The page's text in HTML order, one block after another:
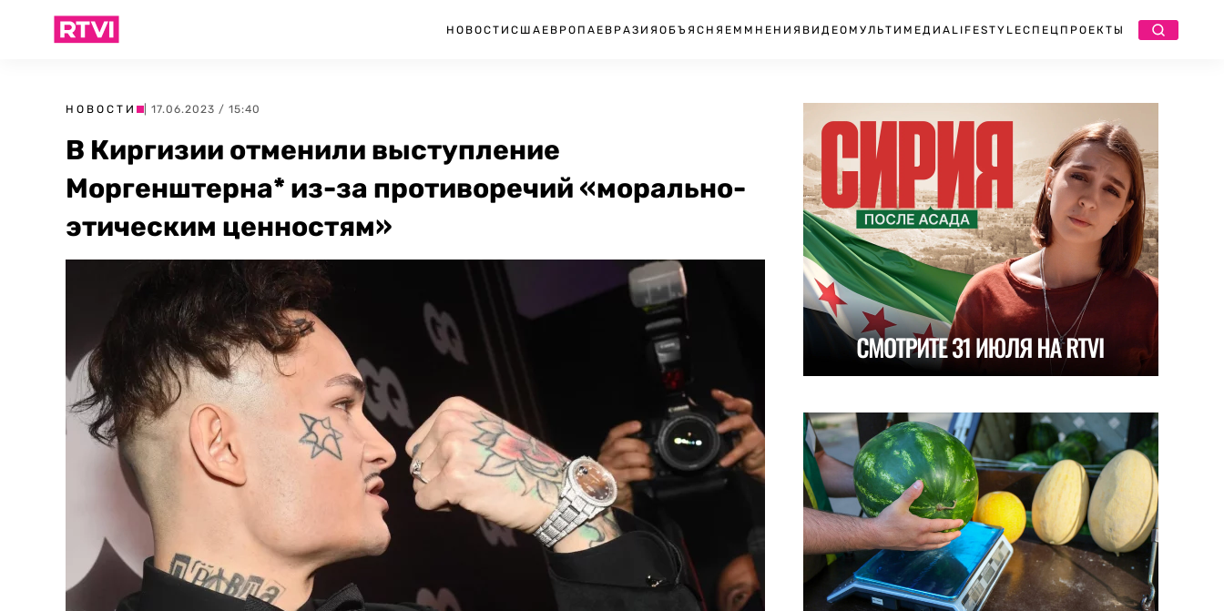
НОВОСТИ США ЕВРОПА ЕВРАЗИЯ ОБЪЯСНЯЕМ МНЕНИЯ ВИДЕО МУЛЬТИМЕДИА LIFESTYLEСПЕЦПРОЕКТЫ
НОВОСТИ | 17.06.2023 / 15:40
В Киргизии отменили выступление
Моргенштерна* из-за противоречий «морально-
этическим ценностям»